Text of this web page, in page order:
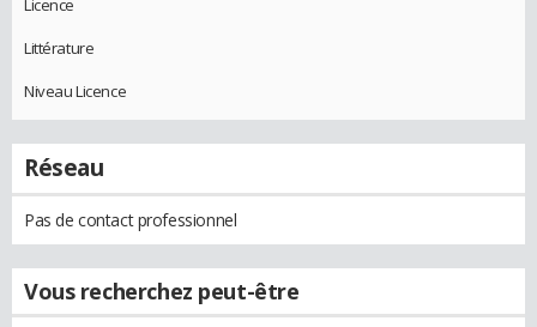
Licence
Littérature
Niveau Licence
Réseau
Pas de contact professionnel
Vous recherchez peut-être